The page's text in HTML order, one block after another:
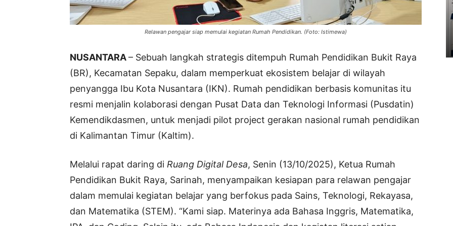
Relawan pengajar siap memulai kegiatan Rumah Pendidikan. (Foto: Istimewa)
NUSANTARA– Sebuah langkah strategis ditempuh Rumah Pendidikan Bukit Raya
(BR), Kecamatan Sepaku, dalam memperkuat ekosistem belajar di wilayah
penyangga Ibu Kota Nusantara (IKN). Rumah pendidikan berbasis komunitas itu
resmi menjalin kolaborasi dengan Pusat Data dan Teknologi Informasi (Pusdatin)
Kemendikdasmen, untuk menjadi pilot project gerakan nasional rumah pendidikan
di Kalimantan Timur (Kaltim).
Melalui rapat daring di Ruang Digital Desa, Senin (13/10/2025), Ketua Rumah
Pendidikan Bukit Raya, Sarinah, menyampaikan kesiapan para relawan pengajar
dalam memulai kegiatan belajar yang berfokus pada Sains, Teknologi, Rekayasa,
dan Matematika (STEM). “Kami siap. Materinya ada Bahasa Inggris, Matematika,